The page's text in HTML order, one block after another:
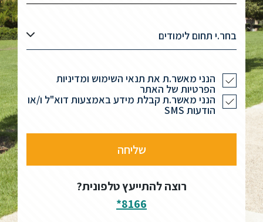
בחר.י תחום לימודים
הנני מאשר.ת את תנאי השימוש ומדיניות
הפרטיות של האתר
הנני מאשר.ת קבלת מידע באמצעות דוא"ל ו/או
הודעות SMS
רוצה להתייעץ טלפונית?
8166*